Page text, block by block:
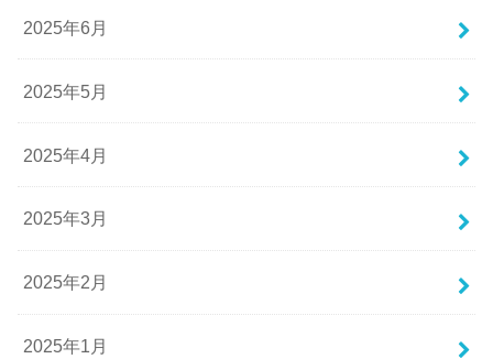
2025年6月
2025年5月
2025年4月
2025年3月
2025年2月
2025年1月